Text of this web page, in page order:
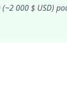
000 $ USD)